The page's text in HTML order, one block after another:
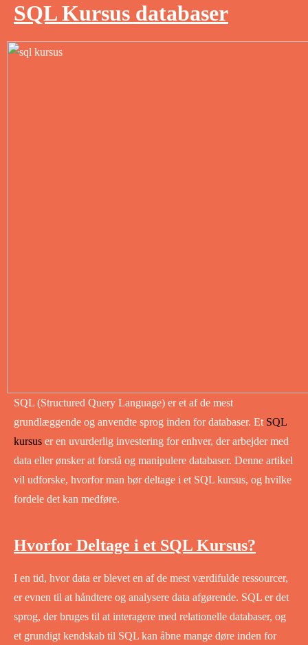
SQL Kursus databaser
SQL (Structured Query Language) er et af de mest
grundlæggende og anvendte sprog inden for databaser. Et SQL
kursus er en uvurderlig investering for enhver, der arbejder med
data eller ønsker at forstå og manipulere databaser. Denne artikel
vil udforske, hvorfor man bør deltage i et SQL kursus, og hvilke
fordele det kan medføre.
Hvorfor Deltage i et SQL Kursus?
I en tid, hvor data er blevet en af de mest værdifulde ressourcer,
er evnen til at håndtere og analysere data afgørende. SQL er det
sprog, der bruges til at interagere med relationelle databaser, og
et grundigt kendskab til SQL kan åbne mange døre inden for